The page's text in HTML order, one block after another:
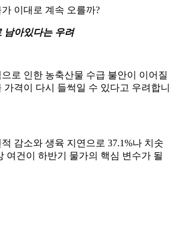
남아있다는 우려
로 인한 농축산물 수급 불안이 이어질
격이 다시 들썩일 수 있다고 우려합니
감소와 생육 지연으로 37.1%나 치솟
여건이 하반기 물가의 핵심 변수가 될